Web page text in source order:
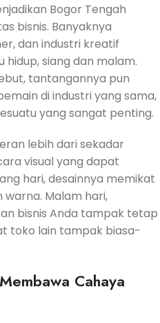
Bogor Tengah
bisnis. Banyaknya
dan industri kreatif
hidup, siang dan malam.
tantangannya pun
di industri yang sama,
yang sangat penting.
lebih dari sekadar
visual yang dapat
hari, desainnya memikat
Malam hari,
bisnis Anda tampak tetap
toko lain tampak biasa-
Cahaya